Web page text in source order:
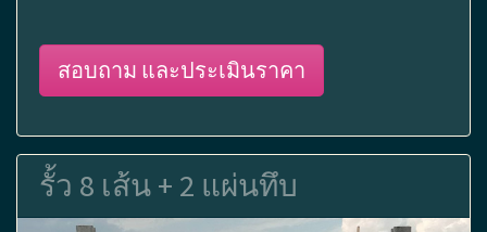
สอบถาม และประเมินราคา
รั้ว 8 เส้น + 2 แผ่นทึบ